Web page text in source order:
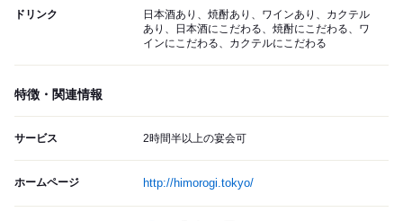
ドリンク
日本酒あり、焼酎あり、ワインあり、カクテル
あり、日本酒にこだわる、焼酎にこだわる、ワ
インにこだわる、カクテルにこだわる
特徴・関連情報
サービス 2時間半以上の宴会可
ホームページ http://himorogi.tokyo/